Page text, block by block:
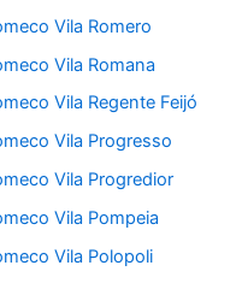
Vila Romero
Vila Romana
Vila Regente Feijó
Vila Progresso
Vila Progredior
Vila Pompeia
Vila Polopoli